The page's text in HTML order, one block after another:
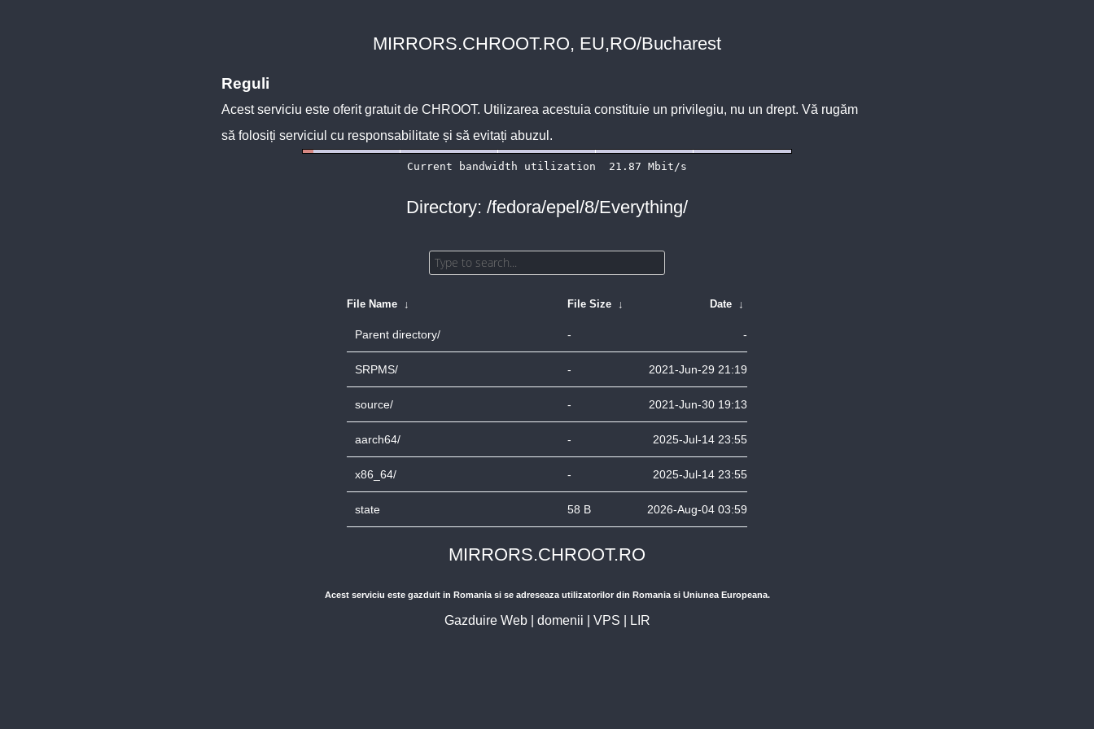
MIRRORS.CHROOT.RO, EU,RO/Bucharest
Reguli
Acest serviciu este oferit gratuit de CHROOT. Utilizarea acestuia constituie un privilegiu, nu un drept. Vă rugăm
să folosiți serviciul cu responsabilitate și să evitați abuzul.
Directory: /fedora/epel/8/Everything/
File Name ↓ File Size ↓ Date ↓
Parent directory/ - -
SRPMS/ - 2021-Jun-29 21:19
source/ - 2021-Jun-30 19:13
aarch64/ - 2025-Jul-14 23:55
x86_64/ - 2025-Jul-14 23:55
state 58 B 2026-Aug-04 03:59
MIRRORS.CHROOT.RO
Acest serviciu este gazduit in Romania si se adreseaza utilizatorilor din Romania si Uniunea Europeana.
Gazduire Web| domenii VPS LIR